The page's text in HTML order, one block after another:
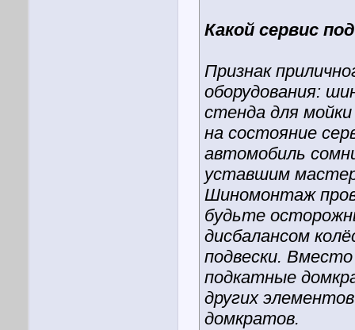
Какой сервис
Признак
оборудования:
стенда для
на состояние
автомобиль
уставшим
Шиномонтаж
будьте
дисбалансом
подвески.
подкатные
других
домкратов.